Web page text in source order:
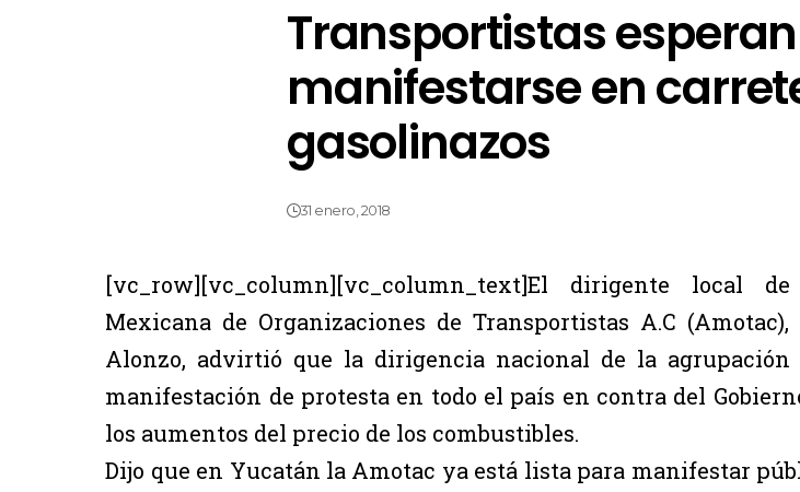
Transportistas
manifestarse en
gasolinazos
31 enero, 2018
[vc_row][vc_column][vc_column_text]El dirigente local
Mexicana de Organizaciones de Transportistas A.C
Alonzo, advirtió que la dirigencia nacional de la agrupación
manifestación de protesta en todo el país en contra del
los aumentos del precio de los combustibles.
Dijo que en Yucatán la Amotac ya está lista para manifestar